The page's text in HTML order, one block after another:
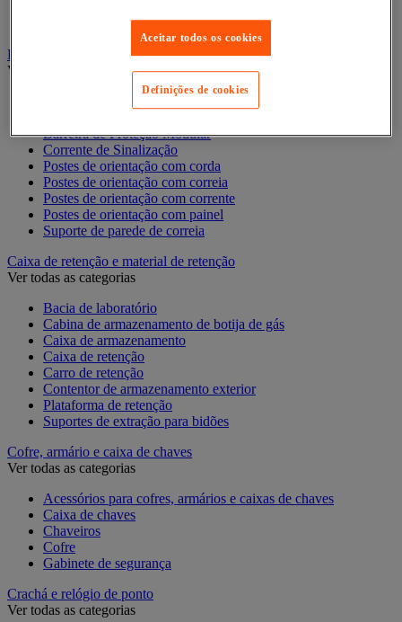
Recipiente de segurança
Barreira e poste de proteção
Ver todas as categorias
Barreira de Proteção Modular
Corrente de Sinalização
Postes de orientação com corda
Postes de orientação com correia
Postes de orientação com corrente
Postes de orientação com painel
Suporte de parede de correia
Caixa de retenção e material de retenção
Ver todas as categorias
Bacia de laboratório
Cabina de armazenamento de botija de gás
Caixa de armazenamento
Caixa de retenção
Carro de retenção
Contentor de armazenamento exterior
Plataforma de retenção
Suportes de extração para bidões
Cofre, armário e caixa de chaves
Ver todas as categorias
Acessórios para cofres, armários e caixas de chaves
Caixa de chaves
Chaveiros
Cofre
Gabinete de segurança
Crachá e relógio de ponto
Ver todas as categorias
Aceitar todos os cookies
Definições de cookies